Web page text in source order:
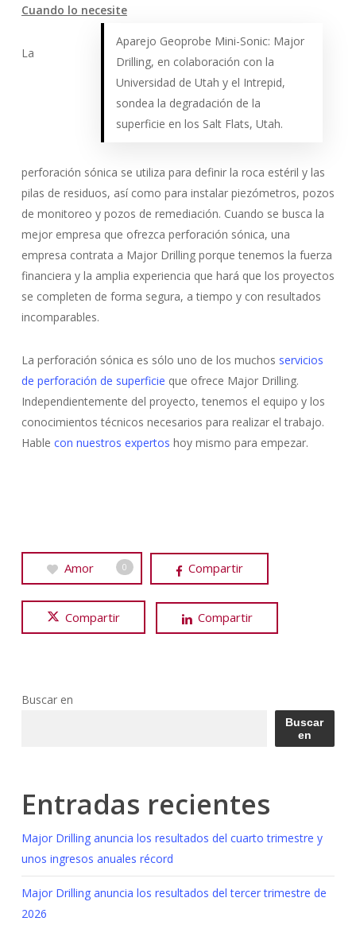
Cuando lo necesite
Aparejo Geoprobe Mini-Sonic: Major
Drilling, en colaboración con la
Universidad de Utah y el Intrepid,
sondea la degradación de la
superficie en los Salt Flats, Utah.
La
perforación sónica se utiliza para definir la roca estéril y las
pilas de residuos, así como para instalar piezómetros, pozos
de monitoreo y pozos de remediación. Cuando se busca la
mejor empresa que ofrezca perforación sónica, una
empresa contrata a Major Drilling porque tenemos la fuerza
financiera y la amplia experiencia que hará que los proyectos
se completen de forma segura, a tiempo y con resultados
incomparables.
La perforación sónica es sólo uno de los muchos servicios
de perforación de superficie que ofrece Major Drilling.
Independientemente del proyecto, tenemos el equipo y los
conocimientos técnicos necesarios para realizar el trabajo.
Hable con nuestros expertos hoy mismo para empezar.
Amor 0 Compartir
Compartir Compartir
Buscar en
Buscar
en
Entradas recientes
Major Drilling anuncia los resultados del cuarto trimestre y
unos ingresos anuales récord
Major Drilling anuncia los resultados del tercer trimestre de
2026